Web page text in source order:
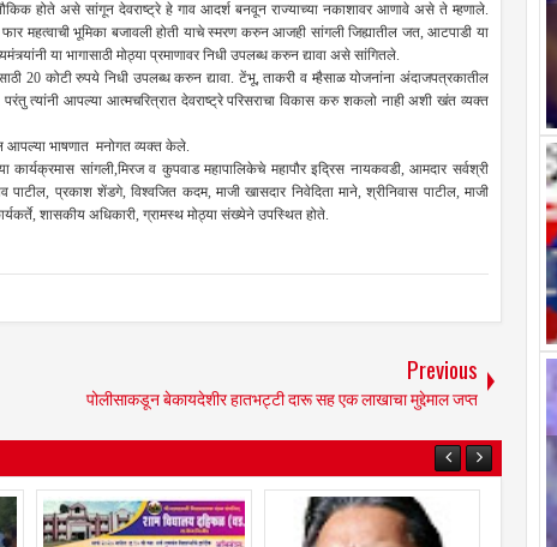
होते असे सांगून देवराष्ट्रे हे गाव आदर्श बनवून राज्याच्या नकाशावर आणावे असे ते म्हणाले.
फार महत्वाची भूमिका बजावली होती याचे स्मरण करुन आजही सांगली जिह्यातील जत, आटपाडी या
या भागासाठी मोठ्या प्रमाणावर निधी उपलब्ध करुन द्यावा असे सांगितले.
कोटी रुपये निधी उपलब्ध करुन द्यावा. टेंभू, ताकरी व म्हैसाळ योजनांना अंदाजपत्रकातील
परंतु त्यांनी आपल्या आत्मचरित्रात देवराष्ट्रे परिसराचा विकास करु शकलो नाही अशी खंत व्यक्त
आपल्या भाषणात मनोगत व्यक्त केले.
सांगली,मिरज व कुपवाड महापालिकेचे महापौर इद्रिस नायकवडी, आमदार सर्वश्री
प्रकाश शेंडगे, विश्वजित कदम, माजी खासदार निवेदिता माने, श्रीनिवास पाटील, माजी
शासकीय अधिकारी, ग्रामस्थ मोठ्या संख्येने उपस्थित होते.
Previous
पोलीसाकडून बेकायदेशीर हातभट्टी दारू सह एक लाखाचा मुद्देमाल जप्‍त